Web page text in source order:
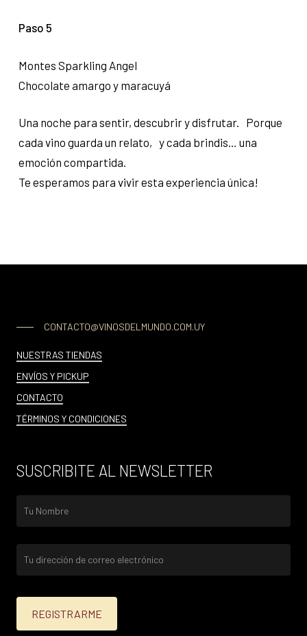
Paso 5
Montes Sparkling Angel
Chocolate amargo y maracuyá
Una noche para sentir, descubrir y disfrutar. Porque
cada vino guarda un relato, y cada brindis… una
emoción compartida.
Te esperamos para vivir esta experiencia única!
CONTACTO@VINOSDELMUNDO.COM.UY
NUESTRAS TIENDAS
ENVÍOS Y PICKUP
CONTACTO
TÉRMINOS Y CONDICIONES
SUSCRIBITE AL NEWSLETTER